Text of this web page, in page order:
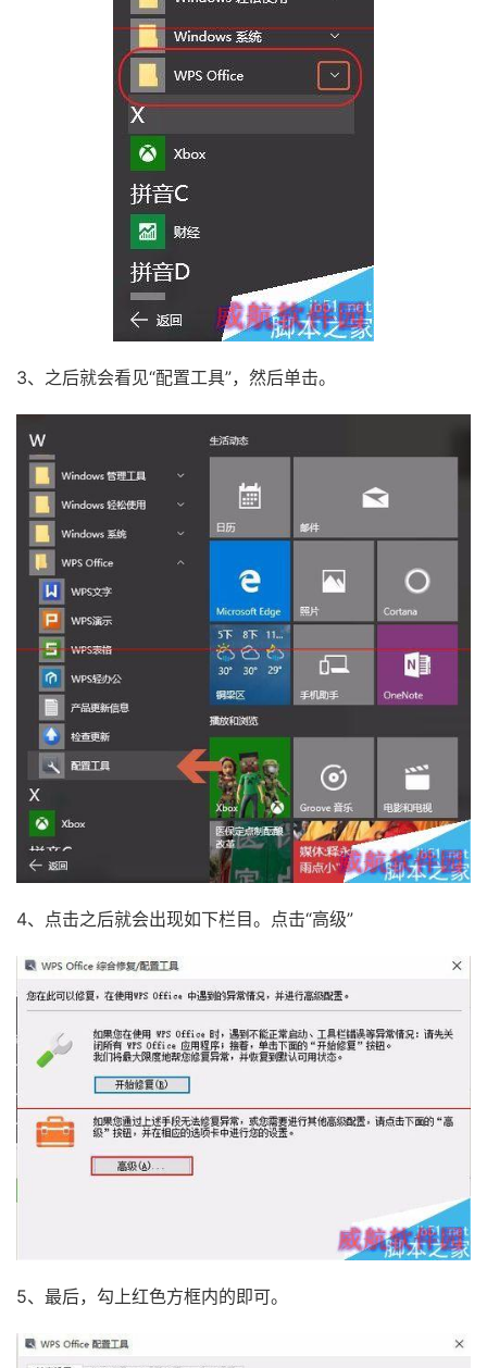
3、之后就会看见“配置工具”，然后单击。
4、点击之后就会出现如下栏目。点击“高级”
5、最后，勾上红色方框内的即可。